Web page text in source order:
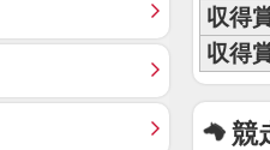
収得
収得
競